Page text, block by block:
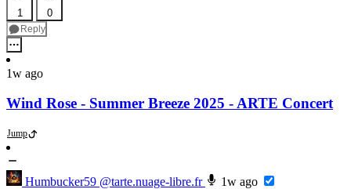
1 0
Reply
1w ago
Wind Rose - Summer Breeze 2025 - ARTE Concert
Jump
Humbucker59 @tarte.nuage-libre.fr
1w ago